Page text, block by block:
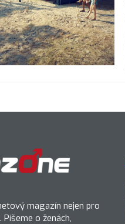
magazín nejen pro
Píšeme o ženách,